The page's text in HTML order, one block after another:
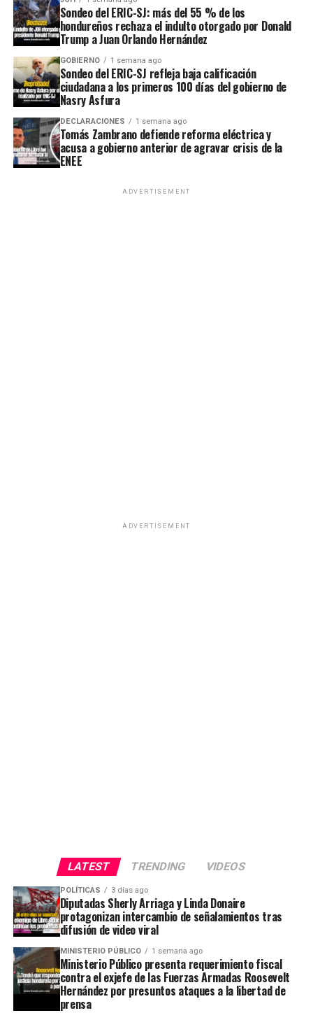
Sondeo del ERIC-SJ: más del 55 % de los
hondureños rechaza el indulto otorgado por Donald
Trump a Juan Orlando Hernández
GOBIERNO 1 semana ago
Sondeo del ERIC-SJ refleja baja calificación
ciudadana a los primeros 100 días del gobierno de
Nasry Asfura
DECLARACIONES 1 semana ago
Tomás Zambrano defiende reforma eléctrica y
acusa a gobierno anterior de agravar crisis de la
ENEE
ADVERTISEMENT
ADVERTISEMENT
LATEST TRENDING VIDEOS
POLÍTICAS 3 días ago
Diputadas Sherly Arriaga y Linda Donaire
protagonizan intercambio de señalamientos tras
difusión de video viral
MINISTERIO PÚBLICO 1 semana ago
Ministerio Público presenta requerimiento fiscal
contra el exjefe de las Fuerzas Armadas Roosevelt
Hernández por presuntos ataques a la libertad de
prensa